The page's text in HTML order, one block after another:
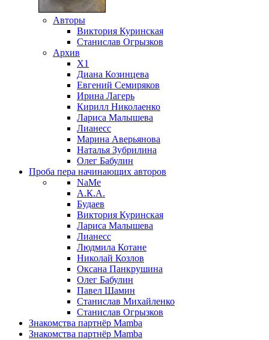
Авторы
Виктория Куринская
Станислав Огрызков
Архив
X1
Диана Козинцева
Евгений Семиряков
Ирина Лагерь
Кирилл Николаенко
Лариса Малышева
Лианесс
Марина Аверьянова
Наталья Зубрилина
Олег Бабулин
Проба пера начинающих авторов
NaMe
А.К.А.
Будаев
Виктория Куринская
Лариса Малышева
Лианесс
Людмила Котане
Николай Козлов
Оксана Панкрушина
Олег Бабулин
Павел Шамин
Станислав Михайленко
Станислав Огрызков
Знакомства партнёр Mamba
Знакомства партнёр Mamba